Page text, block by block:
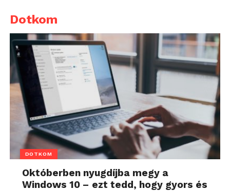
Dotkom
DOTKOM
Októberben nyugdíjba megy a
Windows 10 – ezt tedd, hogy gyors és